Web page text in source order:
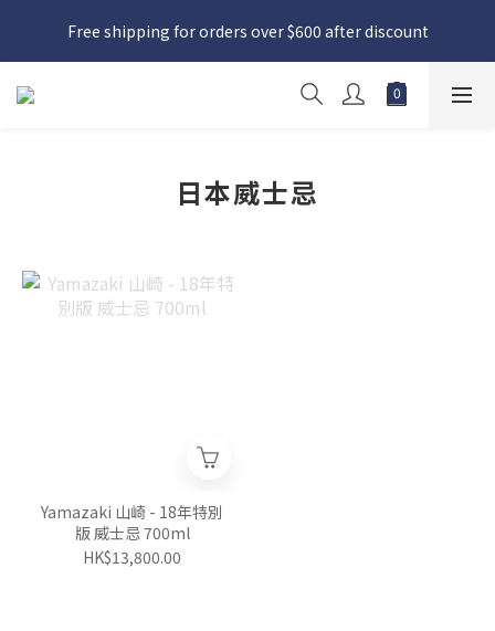
日本接近假期，貨源較不穩定；如想在 8 月 11 日至 8 月 15 日收
貨，請務必於 8 月 10 日前落單
Free shipping for orders over $600 after discount
日本接近假期，貨源較不穩定；如想在 8 月 11 日至 8 月 15 日收
貨，請務必於 8 月 10 日前落單
日本威士忌
Yamazaki 山崎 - 18年特別
版 威士忌 700ml
HK$13,800.00